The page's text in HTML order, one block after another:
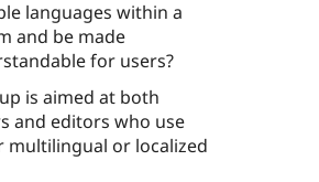
languages within a
and be made
for users?
is aimed at both
and editors who use
multilingual or localized